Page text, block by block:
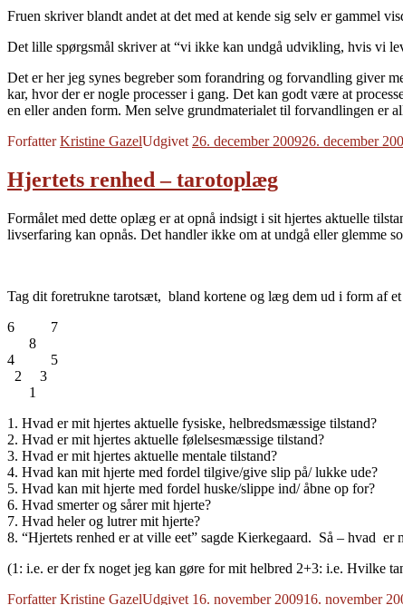
Fruen skriver blandt andet at det med at kende sig selv er gammel
Det lille spørgsmål skriver at “vi ikke kan undgå udvikling, hvis vi
Det er her jeg synes begreber som forandring og forvandling giver
kar, hvor der er nogle processer i gang. Det kan godt være at
en eller anden form. Men selve grundmaterialet til forvandlingen er
ForfatterKristine GazelUdgivet 26. december 200926. december
Hjertets renhed – tarotoplæg
Formålet med dette oplæg er at opnå indsigt i sit hjertes aktuelle
livserfaring kan opnås. Det handler ikke om at undgå eller glemme
Tag dit foretrukne tarotsæt, bland kortene og læg dem ud i form af et
6 7
8
4 5
2 3
1
1. Hvad er mit hjertes aktuelle fysiske, helbredsmæssige tilstand?
2. Hvad er mit hjertes aktuelle følelsesmæssige tilstand?
3. Hvad er mit hjertes aktuelle mentale tilstand?
4. Hvad kan mit hjerte med fordel tilgive/give slip på/ lukke ude?
5. Hvad kan mit hjerte med fordel huske/slippe ind/ åbne op for?
6. Hvad smerter og sårer mit hjerte?
7. Hvad heler og lutrer mit hjerte?
8. “Hjertets renhed er at ville eet” sagde Kierkegaard. Så – hvad
(1: i.e. er der fx noget jeg kan gøre for mit helbred 2+3: i.e. Hvilke
ForfatterKristine GazelUdgivet 16. november 200916. november